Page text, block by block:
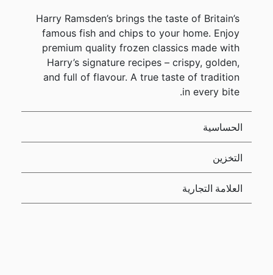
Harry Ramsden’s brings the taste of Britain’s
famous fish and chips to your home. Enjoy
premium quality frozen classics made with
Harry’s signature recipes – crispy, golden,
and full of flavour. A true taste of tradition
in every bite.
الحساسية
التخزين
العلامة التجارية